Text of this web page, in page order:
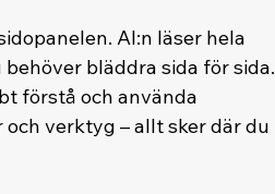
AI:n läser hela
bläddra sida för sida.
förstå och använda
verktyg – allt sker där du